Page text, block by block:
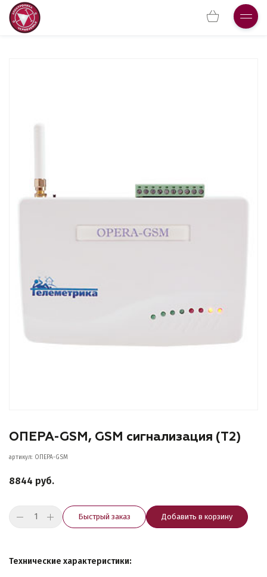
ОПЕРА-GSM, GSM сигнализация (Т2)
артикул: ОПЕРА-GSM
8844 руб.
Добавить в корзину
Быстрый заказ
Технические характеристики: